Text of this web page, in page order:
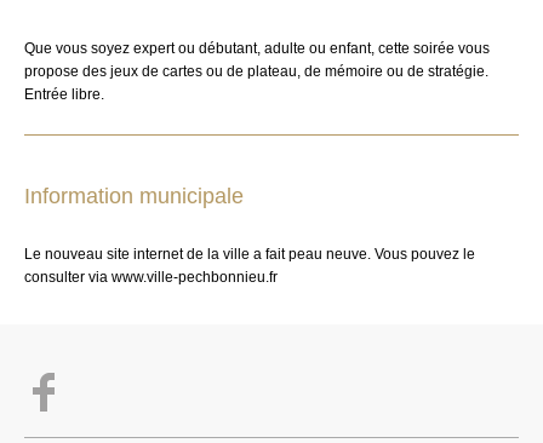
Que vous soyez expert ou débutant, adulte ou enfant, cette soirée vous
propose des jeux de cartes ou de plateau, de mémoire ou de stratégie.
Entrée libre.
Information municipale
Le nouveau site internet de la ville a fait peau neuve. Vous pouvez le
consulter via www.ville-pechbonnieu.fr